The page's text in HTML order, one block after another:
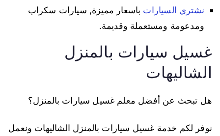
نشتري السيارات باسعار مميزة, سيارات سكراب
ومدعومة ومستعملة وقديمة.
غسيل سيارات بالمنزل
الشاليهات
هل تبحث عن أفضل معلم غسيل سيارات بالمنزل؟
نوفر لكم خدمة غسيل سيارات بالمنزل الشاليهات ونعمل